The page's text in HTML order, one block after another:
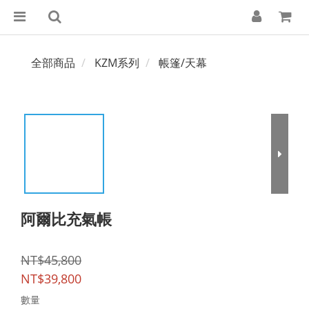
全部商品 KZM系列 帳篷/天幕
阿爾比充氣帳
NT$45,800
NT$39,800
數量